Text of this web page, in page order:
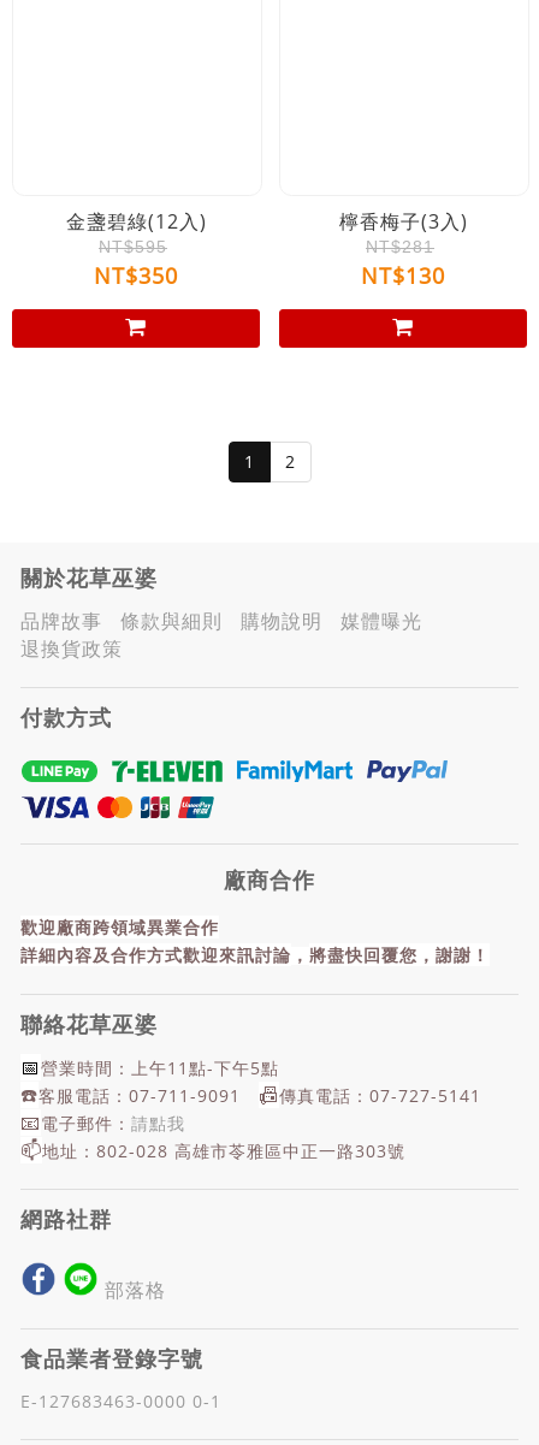
金盞碧綠(12入)
NT$595
NT$350
檸香梅子(3入)
NT$281
NT$130
1 2
關於花草巫婆
品牌故事 條款與細則 購物說明
媒體曝光
退換貨政策
付款方式
廠商合作
歡迎廠商跨領域異業合作
詳細內容及合作方式歡迎來訊討論 ， 將盡快回覆您，謝謝！
聯絡花草巫婆
📅營業時間：上午11點-下午5點
☎️客服電話：07-711-9091 📠傳真電話：07-727-5141
📧電子郵件： 請點我
📫地址：802-028 高雄市苓雅區中正一路303號
網路社群
部落格
食品業者登錄字號
E-127683463-0000 0-1